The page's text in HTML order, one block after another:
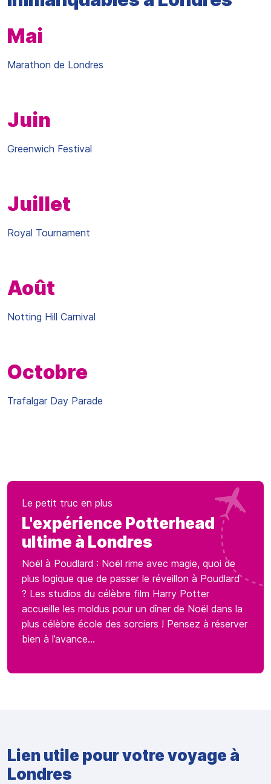
Mai
Marathon de Londres
Juin
Greenwich Festival
Juillet
Royal Tournament
Août
Notting Hill Carnival
Octobre
Trafalgar Day Parade
Le petit truc en plus
L'expérience Potterhead
ultime à Londres
Noël à Poudlard : Noël rime avec magie, quoi de
plus logique que de passer le réveillon à Poudlard
? Les studios du célèbre film Harry Potter
accueille les moldus pour un dîner de Noël dans la
plus célèbre école des sorciers ! Pensez à réserver
bien à l’avance…
Lien utile pour votre voyage à
Londres